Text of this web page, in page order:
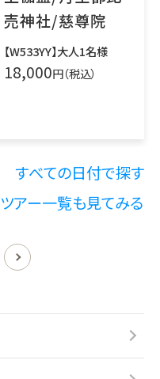
売神社/慈尊院
【W533YY】大人1名様
18,000円（税込）
すべての日付で探す
アー一覧も見てみる